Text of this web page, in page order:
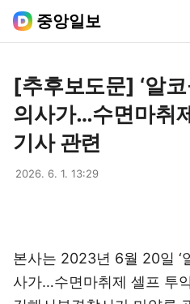
중앙일보
[추후보도문] ‘알
의사가…수면마취
기사 관련
2026. 6. 1. 13:29
본사는 2023년 6월 20일 ‘
사가…수면마취제 셀프 투